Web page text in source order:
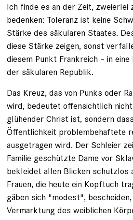
Ich finde es an der Zeit, zweierlei
bedenken: Toleranz ist keine
Stärke des ­säkularen Staates.
diese Stärke zeigen, sonst
diesem Punkt Frankreich – in eine
der säkularen Republik.
Das Kreuz, das von Punks oder
wird, bedeutet ­offensichtlich
glühender Christ ist, sondern
Öffentlichkeit problembehaftete
ausgetragen wird. Der Schleier
Familie geschützte Dame vor
bekleidet allen Blicken schutzlos
Frauen, die heute ein Kopftuch
gäben sich "modest",
Vermarktung des weiblichen